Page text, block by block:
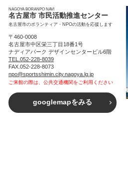
NAGOYA BORANPO NAVI
名古屋市 市民活動推進センター
名古屋市のボランティア・NPOの活動を応援します
〒460-0008
名古屋市中区栄三丁目18番1号
ナディアパーク デザインセンタービル6階
TEL.052-228-8039
FAX.052-228-8073
npo@sportsshimin.city.nagoya.lg.jp
ご来館の際は、公共交通機関をご利用ください
googlemapをみる